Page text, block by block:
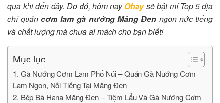
qua khi đến đây. Do đó, hôm nayOhaysẽ bật mí Top 5 địa
chỉ quáncơm lam gà nướng Măng Đenngon nức tiếng
và chất lượng mà chưa ai mách cho bạn biết!
Mục lục
1. Gà Nướng Cơm Lam Phố Núi – Quán Gà Nướng Cơm
Lam Ngon, Nổi Tiếng Tại Măng Đen
2. Bếp Bà Hana Măng Đen – Tiệm Lẩu Và Gà Nướng Cơm